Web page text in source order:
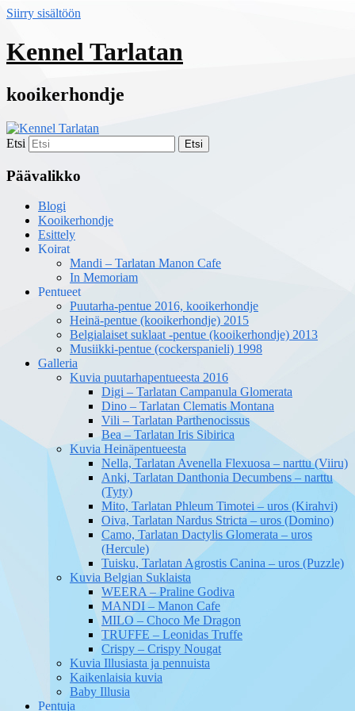
Siirry sisältöön
Kennel Tarlatan
kooikerhondje
Etsi
Päävalikko
Blogi
Kooikerhondje
Esittely
Koirat
Mandi – Tarlatan Manon Cafe
In Memoriam
Pentueet
Puutarha-pentue 2016, kooikerhondje
Heinä-pentue (kooikerhondje) 2015
Belgialaiset suklaat -pentue (kooikerhondje) 2013
Musiikki-pentue (cockerspanieli) 1998
Galleria
Kuvia puutarhapentueesta 2016
Digi – Tarlatan Campanula Glomerata
Dino – Tarlatan Clematis Montana
Vili – Tarlatan Parthenocissus
Bea – Tarlatan Iris Sibirica
Kuvia Heinäpentueesta
Nella, Tarlatan Avenella Flexuosa – narttu (Viiru)
Anki, Tarlatan Danthonia Decumbens – narttu
(Tyty)
Mito, Tarlatan Phleum Timotei – uros (Kirahvi)
Oiva, Tarlatan Nardus Stricta – uros (Domino)
Camo, Tarlatan Dactylis Glomerata – uros
(Hercule)
Tuisku, Tarlatan Agrostis Canina – uros (Puzzle)
Kuvia Belgian Suklaista
WEERA – Praline Godiva
MANDI – Manon Cafe
MILO – Choco Me Dragon
TRUFFE – Leonidas Truffe
Crispy – Crispy Nougat
Kuvia Illusiasta ja pennuista
Kaikenlaisia kuvia
Baby Illusia
Pentuja